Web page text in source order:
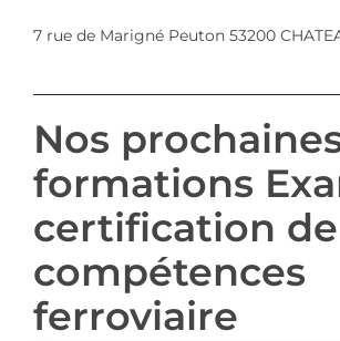
7 rue de Marigné Peuton 53200
Nos
formations
certification de
compétences
ferroviaire